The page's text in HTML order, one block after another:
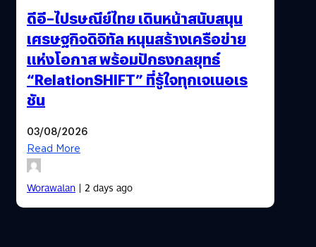
ดีอี–ไปรษณีย์ไทย เดินหน้าสนับสนุน
เศรษฐกิจดิจิทัล หนุนสร้างเครือข่าย
แห่งโอกาส พร้อมปักธงกลยุทธ์
“RelationSHIFT” ที่รู้ใจทุกเจเนอเร
ชัน
03/08/2026
Read More
Worawalan| 2 days ago